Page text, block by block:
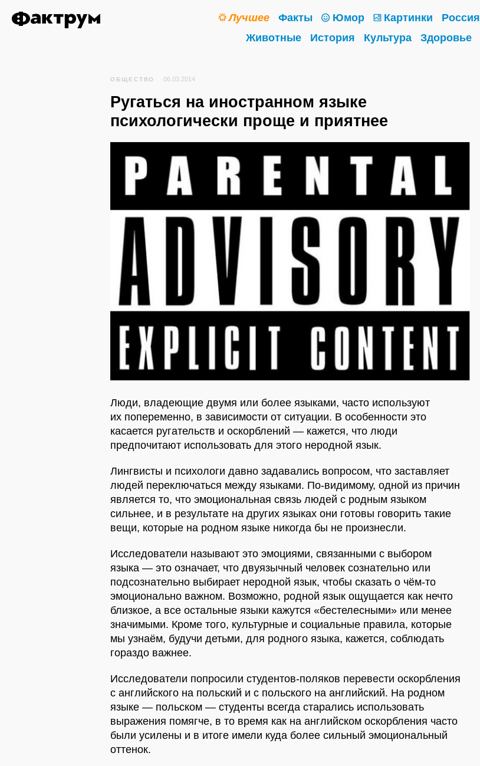
Лучшее Факты Юмор Картинки Россия
Животные
История Культура Здоровье
ОБЩЕСТВО 06.03.2014
Ругаться на иностранном языке
психологически проще и приятнее
Люди, владеющие двумя или более языками, часто используют
их попеременно, в зависимости от ситуации. В особенности это
касается ругательств и оскорблений — кажется, что люди
предпочитают использовать для этого неродной язык.
Лингвисты и психологи давно задавались вопросом, что заставляет
людей переключаться между языками. По-видимому, одной из причин
является то, что эмоциональная связь людей с родным языком
сильнее, и в результате на других языках они готовы говорить такие
вещи, которые на родном языке никогда бы не произнесли.
Исследователи называют это эмоциями, связанными с выбором
языка — это означает, что двуязычный человек сознательно или
подсознательно выбирает неродной язык, чтобы сказать о чём-то
эмоционально важном. Возможно, родной язык ощущается как нечто
близкое, а все остальные языки кажутся «бестелесными» или менее
значимыми. Кроме того, культурные и социальные правила, которые
мы узнаём, будучи детьми, для родного языка, кажется, соблюдать
гораздо важнее.
Исследователи попросили студентов-поляков перевести оскорбления
с английского на польский и с польского на английский. На родном
языке — польском — студенты всегда старались использовать
выражения помягче, в то время как на английском оскорбления часто
были усилены и в итоге имели куда более сильный эмоциональный
оттенок.